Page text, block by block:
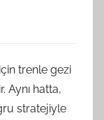
trenle gezi
Aynı hatta,
stratejiyle